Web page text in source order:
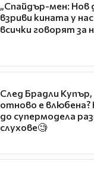
„Спайдър-мен: Нов
взриви кината у
всички говорят за
След Брадли
отново е
до супермодела
слухове🧐